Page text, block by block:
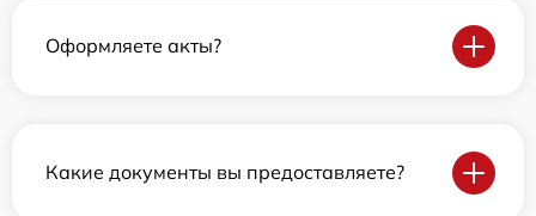
Оформляете акты?
Какие документы вы предоставляете?